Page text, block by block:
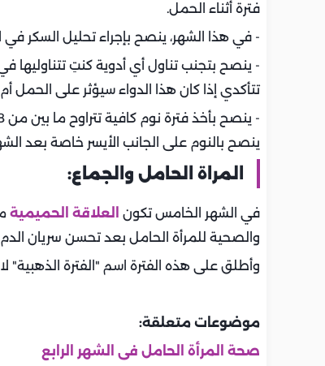
فترة أثناء الحمل.
- في هذا الشهر، ينصح بإجراء تحليل السكر
- ينصح بتجنب تناول أي أدوية كنتِ
تتأكدي إذا كان هذا الدواء سيؤثر على الحمل أم
ينصح بالنوم على الجانب الأيسر خاصة بعد
المراة الحامل والجماع:
في الشهر الخامس تكون العلاقة الحميمية
والصحية للمرأة الحامل بعد تحسن سريان
وأطلق على هذه الفترة اسم "الفترة
موضوعات متعلقة:
صحة المرأة الحامل فى الشهر الرابع